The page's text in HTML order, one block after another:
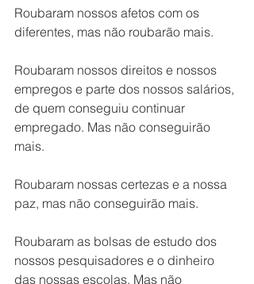
Roubaram nossos afetos com os
diferentes, mas não roubarão mais.
Roubaram nossos direitos e nossos
empregos e parte dos nossos salários,
de quem conseguiu continuar
empregado. Mas não conseguirão
mais.
Roubaram nossas certezas e a nossa
paz, mas não conseguirão mais.
Roubaram as bolsas de estudo dos
nossos pesquisadores e o dinheiro
das nossas escolas. Mas não